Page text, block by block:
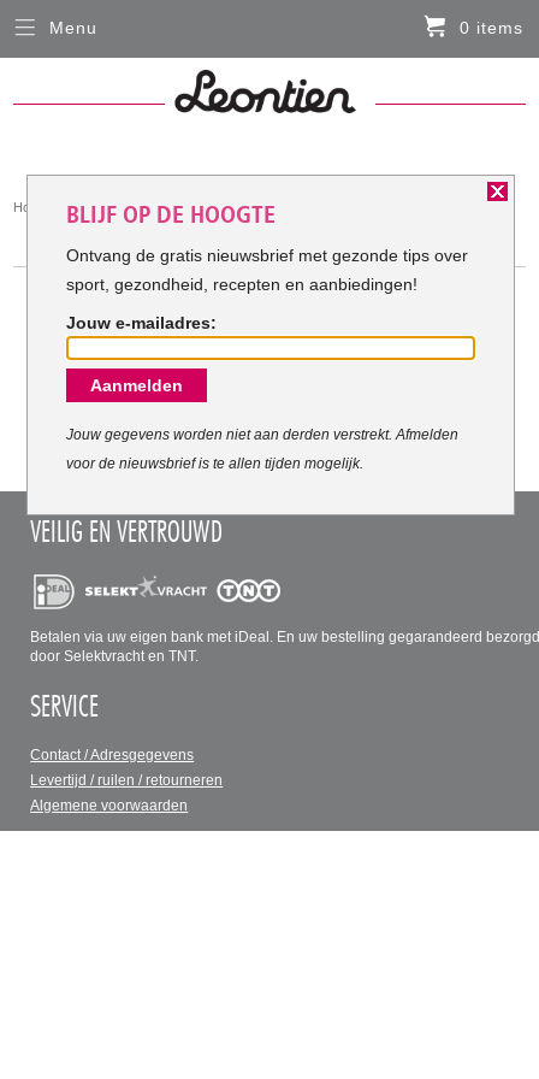
You
Home Hardloopkleding
HARDLOOPKLEDING
Meest verkochte Hardloopkleding:
Menu 0 items
VEILIG EN VERTROUWD
Betalen via uw eigen bank met iDeal. En uw bestelling gegarandeerd
door Selektvracht en TNT.
SERVICE
Contact / Adresgegevens
Levertijd / ruilen / retourneren
Algemene voorwaarden
Sluiten
FIETSKLEDING
SERVICE
Inloggen
Contact- en adresgegevens
Levertijd, retourneren, ruilen
BLIJF OP DE HOOGTE
Ontvang de gratis nieuwsbrief met gezonde tips over
sport, gezondheid, recepten en aanbiedingen!
Jouw e-mailadres:
Aanmelden
Jouw gegevens worden niet aan derden verstrekt. Afmelden
voor de nieuwsbrief is te allen tijden mogelijk.